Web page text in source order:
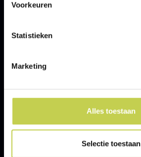
Voorkeuren
Statistieken
Marketing
Alles toestaan
Selectie toestaan
Kan ik van afstand wijzigen?
onderdelen?